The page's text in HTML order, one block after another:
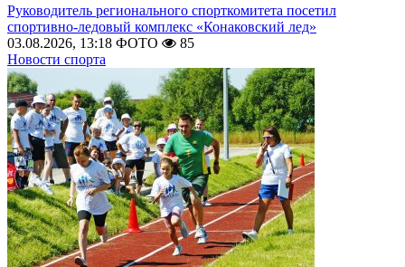
Руководитель регионального спорткомитета посетил
спортивно-ледовый комплекс «Конаковский лед»
03.08.2026, 13:18 ФОТО
85
Новости спорта